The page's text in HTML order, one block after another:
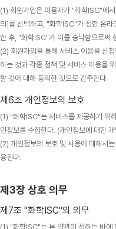
(1) 회원가입은 이용자가 "화학ISC"에
의]를 선택하고, "화학ISC"가 정한 온라
한 후, "화학ISC"가 이를 승낙함으로써
(2) 회원가입을 통해 서비스 이용을 신
하는 것과 각종 정책 및 서비스 이용을
할 것에 대해 동의한 것으로 간주한다.
제6조 개인정보의 보호
(1) “화학ISC”는 서비스를 제공하기 위
인정보를 수집한다. (개인정보에 대한
(2) 개인정보의 보호 및 사용에 대해서
용된다.
제3장 상호 의무
제7조 "화학ISC"의 의무
(1) "화학ISC"는 본 약관이 정하는 바에